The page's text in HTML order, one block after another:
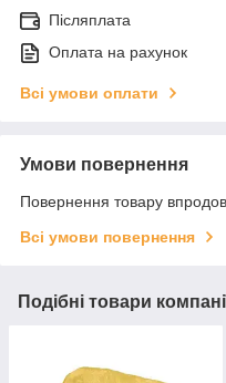
Післяплата
Оплата на рахунок
Всі умови оплати
Умови повернення
Повернення товару
Всі умови повернення
Подібні товари